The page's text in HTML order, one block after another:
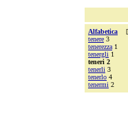
Alfabetica [
tenere 3
tenerezza 1
tenergli 1
teneri 2
tenerli 3
tenerlo 4
tenermi 2